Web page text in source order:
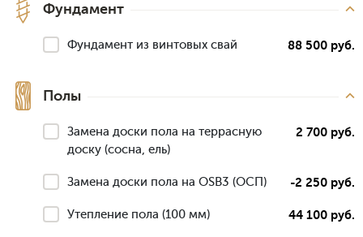
Фундамент
Фундамент из винтовых свай 88 500 руб.
Полы
Замена доски пола на террасную
доску (сосна, ель)
2 700 руб.
Замена доски пола на OSB3 (ОСП) -2 250 руб.
Утепление пола (100 мм) 44 100 руб.